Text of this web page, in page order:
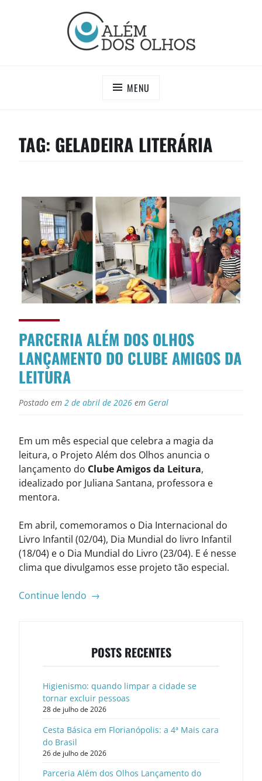
MENU
TAG: GELADEIRA LITERÁRIA
PARCERIA ALÉM DOS OLHOS
LANÇAMENTO DO CLUBE AMIGOS DA
LEITURA
Postado em 2 de abril de 2026 em Geral
Em um mês especial que celebra a magia da
leitura, o Projeto Além dos Olhos anuncia o
lançamento do Clube Amigos da Leitura,
idealizado por Juliana Santana, professora e
mentora.
Em abril, comemoramos o Dia Internacional do
Livro Infantil (02/04), Dia Mundial do livro Infantil
(18/04) e o Dia Mundial do Livro (23/04). E é nesse
clima que divulgamos esse projeto tão especial.
Continue lendo “Parceria
Lançamento
Amigos
da
→
POSTS RECENTES
Higienismo: quando limpar a cidade se
tornar excluir pessoas
28 de julho de 2026
Cesta Básica em Florianópolis: a 4ª Mais cara
do Brasil
26 de julho de 2026
Parceria Além dos Olhos Lançamento do